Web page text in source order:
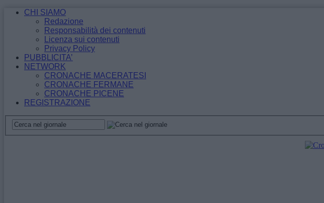
CHI SIAMO
Redazione
Responsabilità dei contenuti
Licenza sui contenuti
Privacy Policy
PUBBLICITA’
NETWORK
CRONACHE MACERATESI
CRONACHE FERMANE
CRONACHE PICENE
REGISTRAZIONE